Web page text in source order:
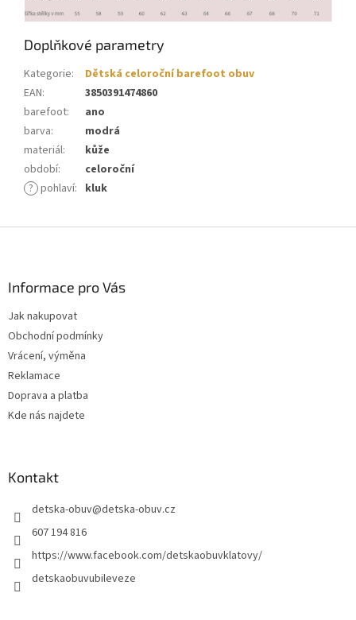
Doplňkové parametry
Kategorie:
Dětská celoroční barefoot obuv
EAN:
3850391474860
barefoot:
ano
barva:
modrá
materiál:
kůže
období:
celoroční
? pohlaví: kluk
Informace pro Vás
Jak nakupovat
Obchodní podmínky
Vrácení, výměna
Reklamace
Doprava a platba
Kde nás najdete
Kontakt
detska-obuv@detska-obuv.cz
607 194 816
https://www.facebook.com/detskaobuvklatovy/
detskaobuvubileveze